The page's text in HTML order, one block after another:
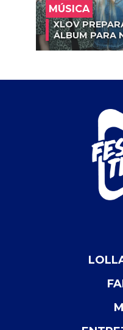
MÚSICA
XLOV
ÁLBUM PARA